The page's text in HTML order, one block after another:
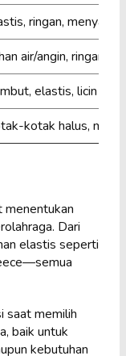
ringan, menyatu
air/angin, ringan
elastis, licin
kotak halus,
menentukan
Dari
elastis seperti
saat memilih
baik untuk
kebutuhan